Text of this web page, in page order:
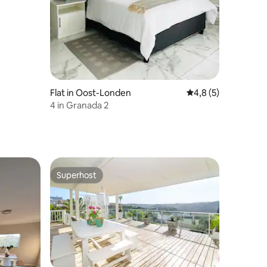
Flat in Oost-Londen Gemiddelde
4,8 (5)
4 in Granada 2
Superhost
Superhost